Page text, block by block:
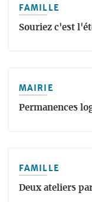
FAMILLE
Souriez c'est
MAIRIE
Permanences
FAMILLE
Deux ateliers